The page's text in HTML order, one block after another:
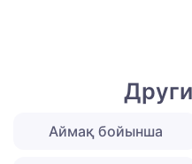
Аймақ бойынша